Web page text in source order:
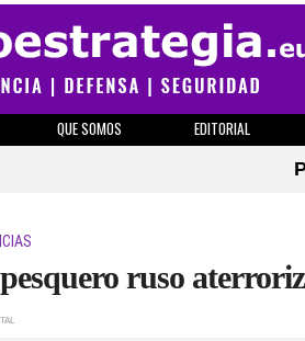
QUE SOMOS EDITORIAL
ruso